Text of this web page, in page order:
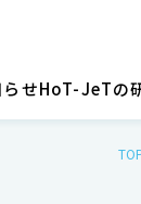
せHoT-JeTの